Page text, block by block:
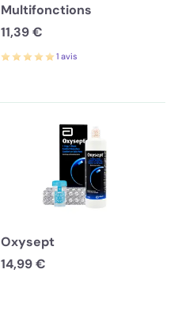
Multifonctions
11,39 €
1 avis
Oxysept
14,99 €